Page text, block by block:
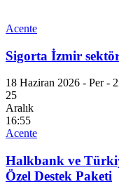
Acente
Sigorta İzmir
18 Haziran 2026 - Per -
25
Aralık
16:55
Acente
Halkbank ve
Özel Destek Paketi